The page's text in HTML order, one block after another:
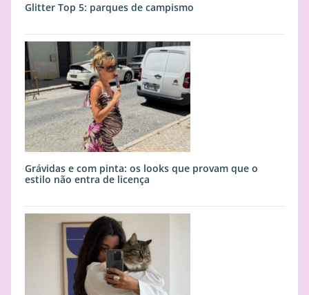
Glitter Top 5: parques de campismo
Grávidas e com pinta: os looks que provam que o
estilo não entra de licença